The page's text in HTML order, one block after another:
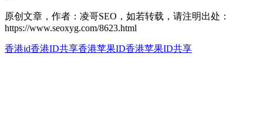
原创文章，作者：凌哥SEO，如若转载，请注明出处：
https://www.seoxyg.com/8623.html
香港id香港ID共享香港苹果ID香港苹果ID共享